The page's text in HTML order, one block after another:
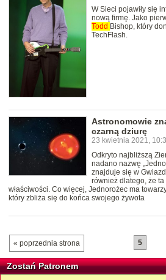
W Sieci pojawiły się
nową firmę. Jako
Todd Bishop, który
TechFlash.
Astronomowie
czarną dziurę
23 kwietnia 2021,
Odkryto najbliższą
nadano nazwę
znajduje się w
również dlatego, że
właściwości. Co więcej, Jednorożec ma
który zbliża się do końca swojego żywota
« poprzednia strona 5
Zostań Patronem